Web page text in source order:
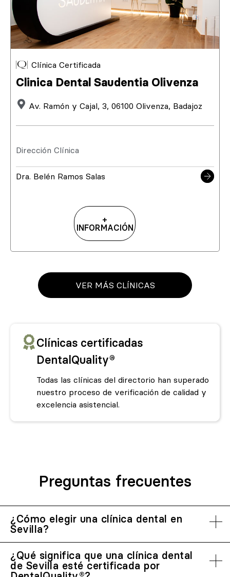
Clínica Certificada
Clinica Dental Saudentia Olivenza
Av. Ramón y Cajal, 3, 06100 Olivenza, Badajoz
Dirección Clínica
Dra. Belén Ramos Salas
+
INFORMACIÓN
VER MÁS CLÍNICAS
Clínicas certificadas
DentalQuality®
Todas las clínicas del directorio han superado
nuestro proceso de verificación de calidad y
excelencia asistencial.
Preguntas frecuentes
¿Cómo elegir una clínica dental en
Sevilla?
¿Qué significa que una clínica dental
de Sevilla esté certificada por